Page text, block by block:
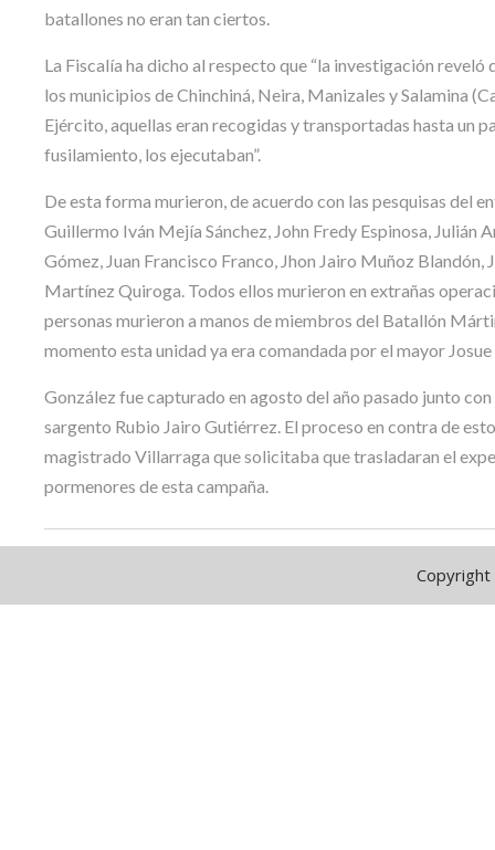
batallones no eran tan ciertos.
La Fiscalía ha dicho al respecto que “la investigación
los municipios de Chinchiná, Neira, Manizales y Salamina
Ejército, aquellas eran recogidas y transportadas hasta un
fusilamiento, los ejecutaban”.
De esta forma murieron, de acuerdo con las pesquisas del
Guillermo Iván Mejía Sánchez, John Fredy Espinosa, Julián
Gómez, Juan Francisco Franco, Jhon Jairo Muñoz
Martínez Quiroga. Todos ellos murieron en extrañas
personas murieron a manos de miembros del Batallón
momento esta unidad ya era comandada por el mayor
González fue capturado en agosto del año pasado junto
sargento Rubio Jairo Gutiérrez. El proceso en contra de
magistrado Villarraga que solicitaba que trasladaran el
pormenores de esta campaña.
Copyright